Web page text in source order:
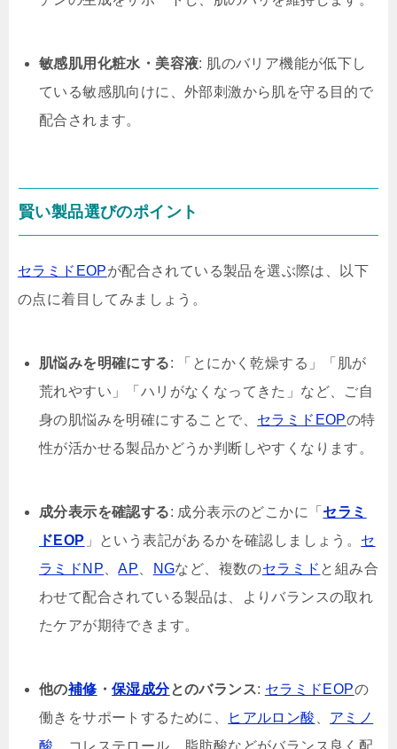
敏感肌用化粧水・美容液: 肌のバリア機能が低下し
ている敏感肌向けに、外部刺激から肌を守る目的で
配合されます。
賢い製品選びのポイント
セラミドEOPが配合されている製品を選ぶ際は、以下
の点に着目してみましょう。
肌悩みを明確にする: 「とにかく乾燥する」「肌が
荒れやすい」「ハリがなくなってきた」など、ご自
身の肌悩みを明確にすることで、 セラミドEOPの特
性が活かせる製品かどうか判断しやすくなります。
成分表示を確認する: 成分表示のどこかに「 セラミ
ドEOP 」という表記があるかを確認しましょう。 セ
ラミドNP 、AP NGなど、複数のセラミド と組み合
わせて配合されている製品は、よりバランスの取れ
たケアが期待できます。
他の補修 ・保湿成分とのバランス: セラミドEOPの
働きをサポートするために、
ヒアルロン酸
アミノ
酸 、コレステロール、脂肪酸などがバランス良く配